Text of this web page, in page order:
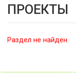
ПРОЕКТЫ
Раздел не найден.